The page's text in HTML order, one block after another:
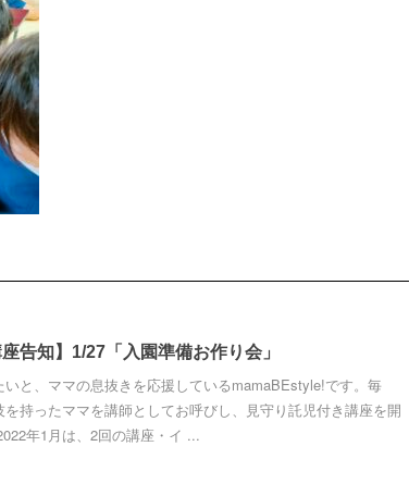
告知】1/27「入園準備お作り会」
いと、ママの息抜きを応援しているmamaBEstyle!です。毎
を持ったママを講師としてお呼びし、見守り託児付き講座を開
年1月は、2回の講座・イ ...